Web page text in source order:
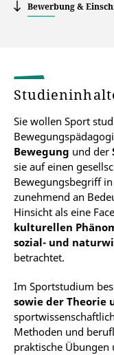
Bewerbung &
Sie wollen Sport
Bewegung und der
sie auf einen
Bewegungsbegriff
zunehmend an
Hinsicht als eine
kulturellen
sozial- und
betrachtet.
Im Sportstudium
sowie der Theorie
Methoden und
praktische Übungen